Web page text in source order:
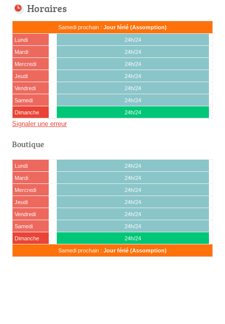
Horaires
Samedi prochain : Jour férié (Assomption)
Lundi
24h/24
Mardi
24h/24
Mercredi
24h/24
Jeudi
24h/24
Vendredi
24h/24
Samedi
24h/24
Dimanche
24h/24
Signaler une erreur
Boutique
Lundi
24h/24
Mardi
24h/24
Mercredi
24h/24
Jeudi
24h/24
Vendredi
24h/24
Samedi
24h/24
Dimanche
24h/24
Samedi prochain : Jour férié (Assomption)